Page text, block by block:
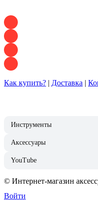
Как купить? | Доставка |
Инструменты
Аксессуары
YouTube
© Интернет-магазин
Войти